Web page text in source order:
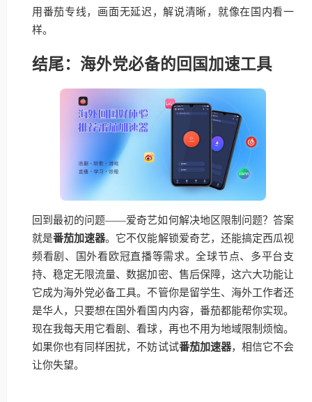
用番茄专线，画面无延迟，解说清晰，就像在国内看一
样。
结尾：海外党必备的回国加速工具
回到最初的问题——爱奇艺如何解决地区限制问题？答案
就是番茄加速器。它不仅能解锁爱奇艺，还能搞定西瓜视
频看剧、国外看欧冠直播等需求。全球节点、多平台支
持、稳定无限流量、数据加密、售后保障，这六大功能让
它成为海外党必备工具。不管你是留学生、海外工作者还
是华人，只要想在国外看国内内容，番茄都能帮你实现。
现在我每天用它看剧、看球，再也不用为地域限制烦恼。
如果你也有同样困扰，不妨试试番茄加速器，相信它不会
让你失望。